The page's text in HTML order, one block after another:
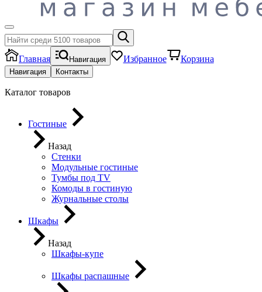
Главная Навигация Избранное Корзина
Навигация Контакты
Каталог товаров
Гостиные
Назад
Стенки
Модульные гостиные
Тумбы под ТV
Комоды в гостиную
Журнальные столы
Шкафы
Назад
Шкафы-купе
Шкафы распашные